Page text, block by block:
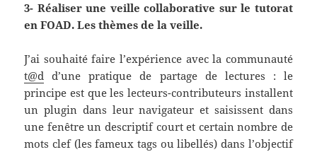
3- Réaliser une veille collaborative sur le tutorat
en FOAD. Les thèmes de la veille.
J’ai souhaité faire l’expérience avec la communauté
t@d d’une pratique de partage de lectures : le
principe est que les lecteurs-contributeurs installent
un plugin dans leur navigateur et saisissent dans
une fenêtre un descriptif court et certain nombre de
mots clef (les fameux tags ou libellés) dans l’objectif